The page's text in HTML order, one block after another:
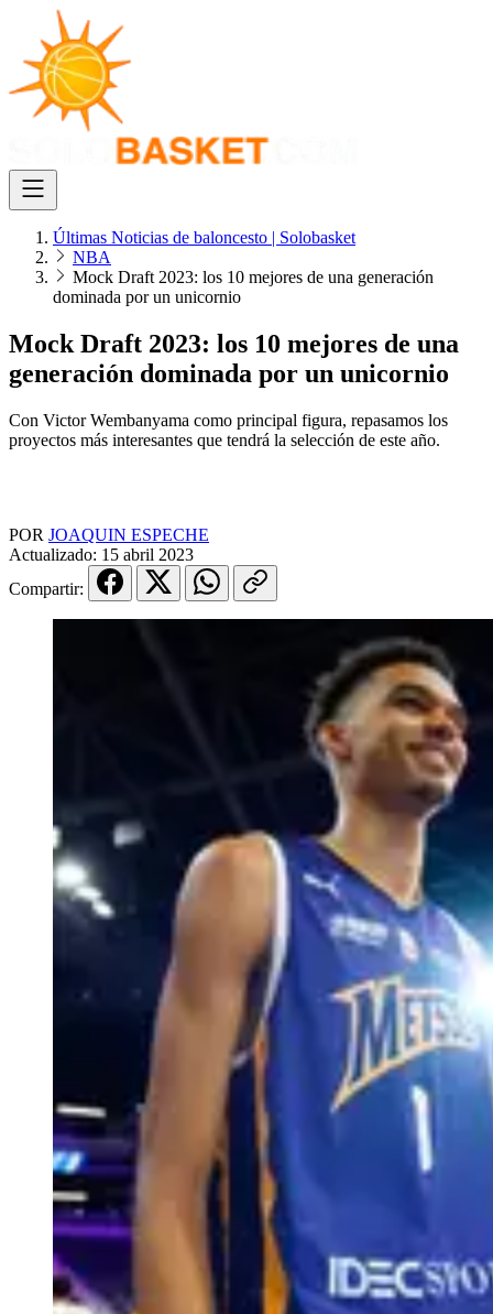
Últimas Noticias de baloncesto | Solobasket
NBA
Mock Draft 2023: los 10 mejores de una generación
dominada por un unicornio
Mock Draft 2023: los 10 mejores de una
generación dominada por un unicornio
Con Victor Wembanyama como principal figura, repasamos los
proyectos más interesantes que tendrá la selección de este año.
POR JOAQUIN ESPECHE
Actualizado: 15 abril 2023
Compartir: